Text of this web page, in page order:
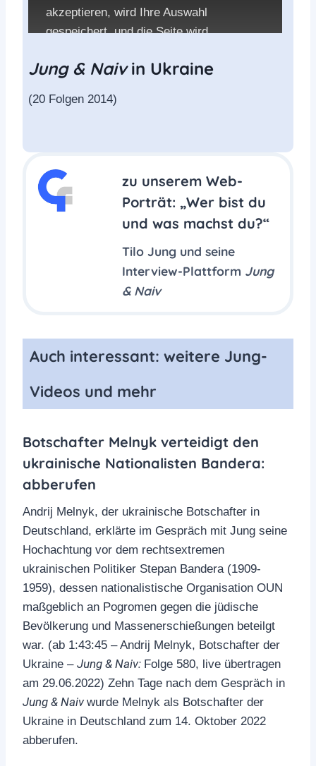
akzeptieren, wird Ihre Auswahl
gespeichert, und die Seite wird
Die Datenschutzbestimmungen von
YouTube privacy policy
Accept YouTube Content
Jung & Naivin Ukraine
(20 Folgen 2014)
zu unserem Web-
Porträt: „Wer bist du
und was machst du?“
Tilo Jung und seine
Interview-Plattform Jung
& Naiv
Auch interessant: weitere Jung-
Videos und mehr
Botschafter Melnyk verteidigt den
ukrainische Nationalisten Bandera:
abberufen
Andrij Melnyk, der ukrainische Botschafter in
Deutschland, erklärte im Gespräch mit Jung seine
Hochachtung vor dem rechtsextremen
ukrainischen Politiker Stepan Bandera (1909-
1959), dessen nationalistische Organisation OUN
maßgeblich an Pogromen gegen die jüdische
Bevölkerung und Massenerschießungen beteilgt
war. (ab 1:43:45 – Andrij Melnyk, Botschafter der
Ukraine – Jung & Naiv: Folge 580, live übertragen
am 29.06.2022) Zehn Tage nach dem Gespräch in
Jung & Naivwurde Melnyk als Botschafter der
Ukraine in Deutschland zum 14. Oktober 2022
abberufen.